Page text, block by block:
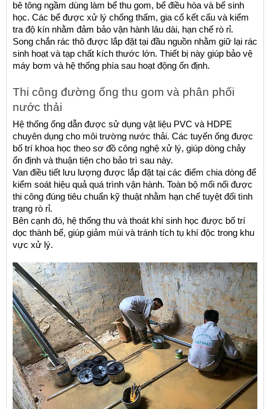
bê tông ngầm dùng làm bể thu gom, bể điều hòa và bể sinh
học. Các bể được xử lý chống thấm, gia cố kết cấu và kiểm
tra độ kín nhằm đảm bảo vận hành lâu dài, hạn chế rò rỉ.
Song chắn rác thô được lắp đặt tại đầu nguồn nhằm giữ lại rác
sinh hoạt và tạp chất kích thước lớn. Thiết bị này giúp bảo vệ
máy bơm và hệ thống phía sau hoạt động ổn định.
Thi công đường ống thu gom và phân phối
nước thải
Hệ thống ống dẫn được sử dụng vật liệu PVC và HDPE
chuyên dụng cho môi trường nước thải. Các tuyến ống được
bố trí khoa học theo sơ đồ công nghệ xử lý, giúp dòng chảy
ổn định và thuận tiện cho bảo trì sau này.
Van điều tiết lưu lượng được lắp đặt tại các điểm chia dòng để
kiểm soát hiệu quả quá trình vận hành. Toàn bộ mối nối được
thi công đúng tiêu chuẩn kỹ thuật nhằm hạn chế tuyệt đối tình
trạng rò rỉ.
Bên cạnh đó, hệ thống thu và thoát khí sinh học được bố trí
dọc thành bể, giúp giảm mùi và tránh tích tụ khí độc trong khu
vực xử lý.